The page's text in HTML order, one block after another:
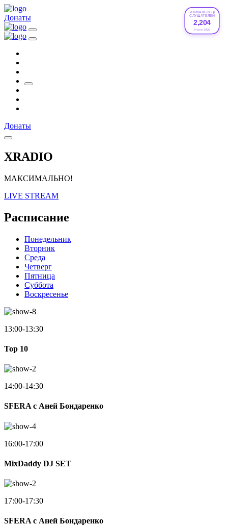
УНИКАЛЬНЫХ
СЛУШАТЕЛЕЙ
2,204
Июле 2026
Донаты
Донаты
XRADIO
МАКСИМАЛЬНО!
LIVE STREAM
Расписание
Понедельник
Вторник
Среда
Четверг
Пятница
Суббота
Воскресенье
13:00-13:30
Top 10
14:00-14:30
SFERA с Аней Бондаренко
16:00-17:00
MixDaddy DJ SET
17:00-17:30
SFERA с Аней Бондаренко